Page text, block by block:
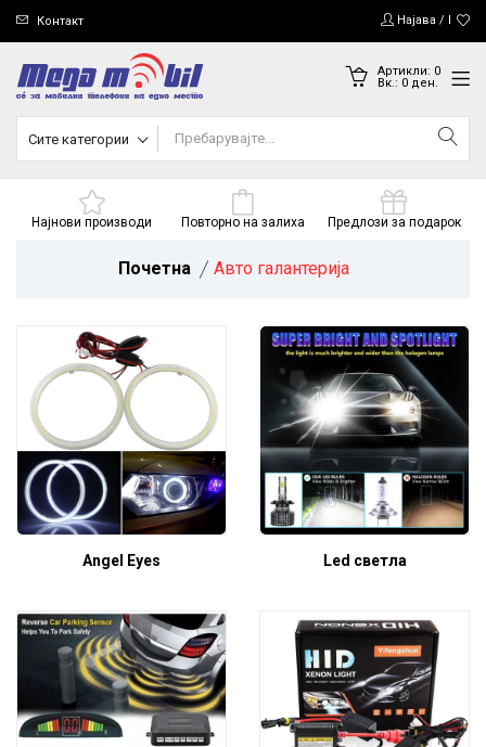
Контакт Најава /
Артикли: 0
Вк.: 0ден.
Сите категории
Најнови производи Повторно на залиха Предлози за подарок
Почетна Авто галантерија
Angel Eyes Led светла